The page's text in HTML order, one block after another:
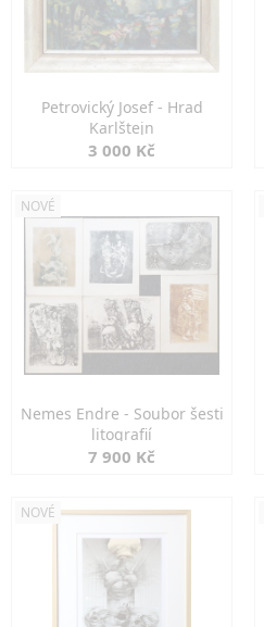
Petrovický Josef - Hrad
Karlštejn
3 000 Kč
NOVÉ
Nemes Endre - Soubor šesti
litografií
7 900 Kč
NOVÉ